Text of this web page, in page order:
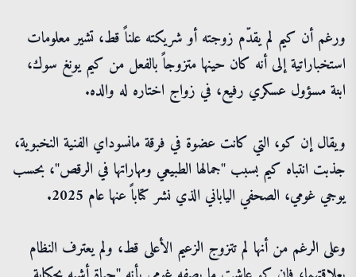
ورغم أن كيم لم يقدّم زوجته أو شريكته علناً قط، تشير معلومات
استخباراتية إلى أنه كان حينها متزوجاً بالفعل من كيم يونغ سوك،
ابنة مسؤول عسكري رفيع، في زواج اختاره له والده.
ويقال إن كو، التي كانت عضوة في فرقة مانسوداي الفنية النخبوية،
جذبت انتباه كيم بسبب "جمالها الطبيعي ومهاراتها في الرقص"، بحسب
يوجي غومي، الصحفي الياباني الذي نشر كتاباً عنها عام 2025.
وعلى الرغم من أنها لم تتزوج الزعيم الأعلى قط، ولم يعترف النظام